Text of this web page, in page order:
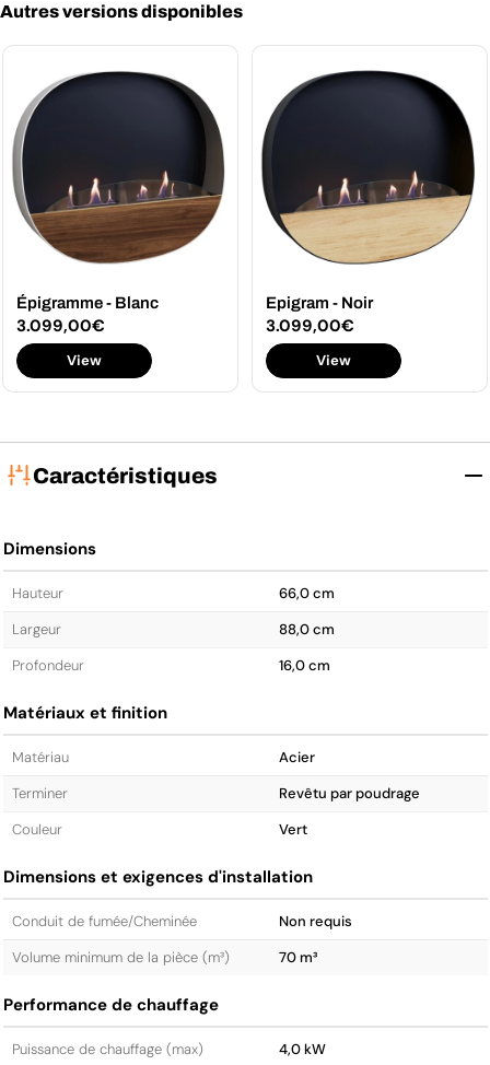
Autres versions disponibles
Épigramme - Blanc
Prix
régulier
3.099,00€
View
Epigram - Noir
Prix
régulier
3.099,00€
View
Caractéristiques
Dimensions
Hauteur
66,0 cm
Largeur
88,0 cm
Profondeur
16,0 cm
Matériaux et finition
Matériau
Acier
Terminer
Revêtu par poudrage
Couleur
Vert
Dimensions et exigences d'installation
Conduit de fumée/Cheminée
Non requis
Volume minimum de la pièce (m³)
70 m³
Performance de chauffage
Puissance de chauffage (max) 4,0 kW